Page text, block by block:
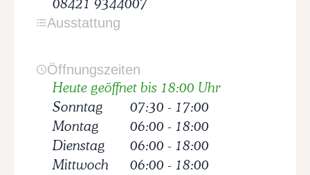
08421 9344007
Ausstattung
Öffnungszeiten
Heute geöffnet bis 18:00 Uhr
Sonntag
07:30 - 17:00
Montag
06:00 - 18:00
Dienstag
06:00 - 18:00
Mittwoch
06:00 - 18:00